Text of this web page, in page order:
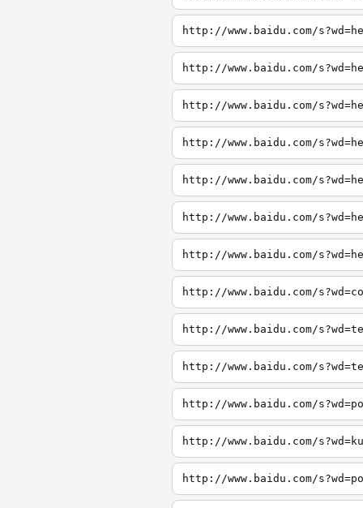
http://www.baidu.com/
http://www.baidu.com/
http://www.baidu.com/
http://www.baidu.com/
http://www.baidu.com/
http://www.baidu.com/
http://www.baidu.com/
http://www.baidu.com/
http://www.baidu.com/
http://www.baidu.com/
http://www.baidu.com/
http://www.baidu.com/
http://www.baidu.com/